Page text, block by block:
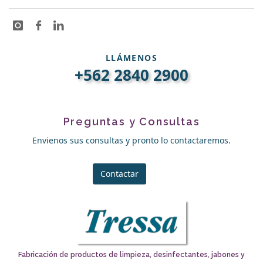
LLÁMENOS
+562 2840 2900
Preguntas y Consultas
Envienos sus consultas y pronto lo contactaremos.
Contactar
Fabricación de productos de limpieza, desinfectantes, jabones y